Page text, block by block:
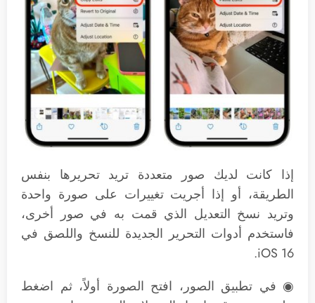
إذا كانت لديك صور متعددة تريد تحريرها بنفس
الطريقة، أو إذا أجريت تغييرات على صورة واحدة
وتريد نسخ التعديل الذي قمت به في صور أخرى،
فاستخدم أدوات التحرير الجديدة للنسخ واللصق في
‌‌‌iOS 16‌‌‌.
◉ في تطبيق الصور، افتح الصورة أولاً، ثم اضغط